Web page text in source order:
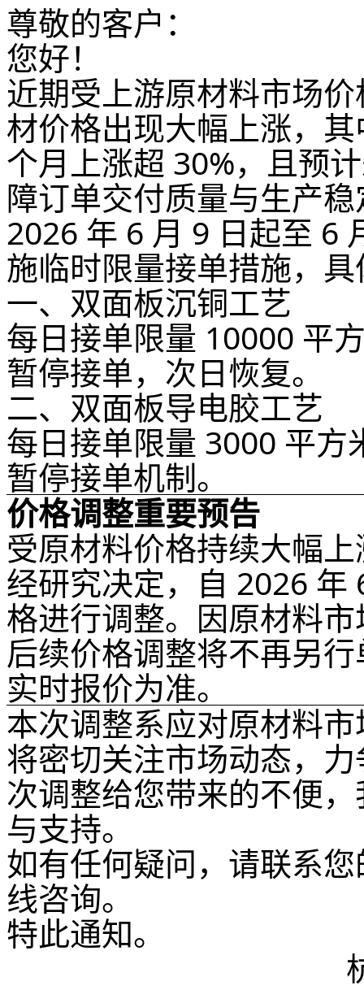
尊敬的客户：
您好！
近期受上游原材料市场
材价格出现大幅上涨，
个月上涨超 30%，且预
障订单交付质量与生产
2026 年 6 月 9 日起至 6
施临时限量接单措施，
一、双面板沉铜工艺
每日接单限量 10000 平
暂停接单，次日恢复。
二、双面板导电胶工艺
每日接单限量 3000 平
暂停接单机制。
价格调整重要预告
受原材料价格持续大幅
经研究决定，
自 2026 年
格进行调整。因原材料
后续价格调整将不再另
实时报价为准。
本次调整系应对原材料
将密切关注市场动态，
次调整给您带来的不便
与支持。
如有任何疑问，请联系
线咨询。
特此通知。